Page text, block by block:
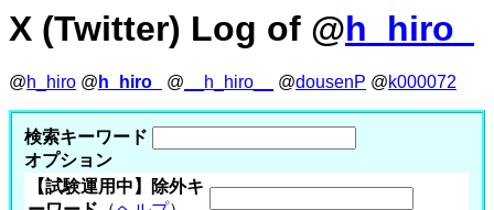
X (Twitter) Log of @h_hiro_
@h_hiro @ h_hiro_ @ __h_hiro__ @dousenP @k000072
検索キーワード
オプション
【試験運用中】除外キ